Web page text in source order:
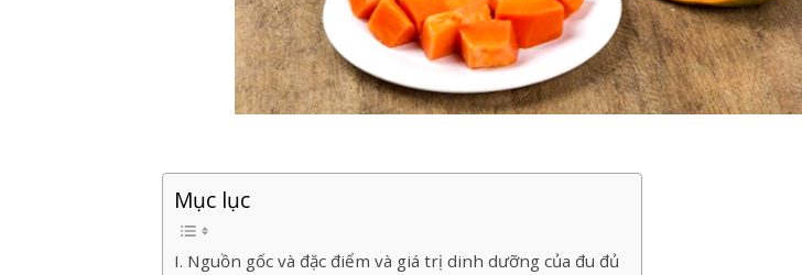
Mục lục
I. Nguồn gốc và đặc điểm và giá trị dinh dưỡng của đu đủ